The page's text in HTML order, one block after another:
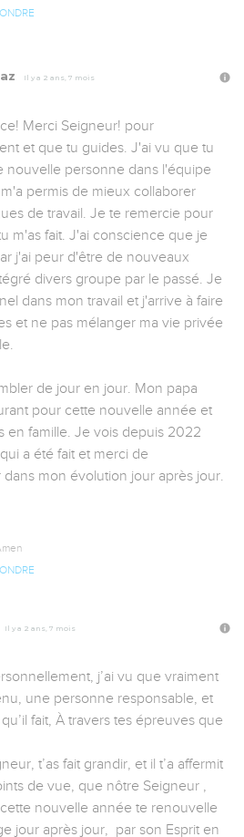
Il y a 2 ans, 7 mois
Merci Seigneur! pour
et que tu guides. J'ai vu que tu
nouvelle personne dans l'équipe
permis de mieux collaborer
de travail. Je te remercie pour
m'as fait. J'ai conscience que je
j'ai peur d'être de nouveaux
divers groupe par le passé. Je
dans mon travail et j'arrive à faire
et ne pas mélanger ma vie privée
de jour en jour. Mon papa
pour cette nouvelle année et
en famille. Je vois depuis 2022
a été fait et merci de
mon évolution jour après jour.
Il y a 2 ans, 7 mois
j’ai vu que vraiment
une personne responsable, et
fait, À travers tes épreuves que
t’as fait grandir, et il t’a affermit
de vue, que nôtre Seigneur ,
nouvelle année te renouvelle
jour après jour,  par son Esprit en